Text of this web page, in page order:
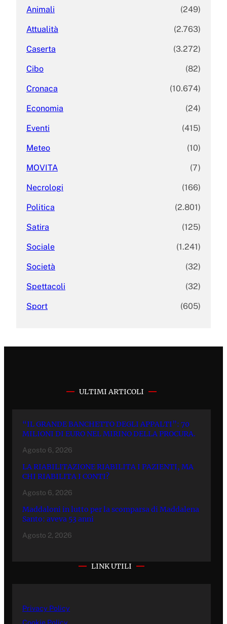
Animali (249)
Attualità (2.763)
Caserta (3.272)
Cibo (82)
Cronaca (10.674)
Economia (24)
Eventi (415)
Meteo (10)
MOVITA (7)
Necrologi (166)
Politica (2.801)
Satira (125)
Sociale (1.241)
Società (32)
Spettacoli (32)
Sport (605)
ULTIMI ARTICOLI
“IL GRANDE BANCHETTO DEGLI APPALTI”: 70
MILIONI DI EURO NEL MIRINO DELLA PROCURA.
Agosto 6, 2026
LA RIABILITAZIONE RIABILITA I PAZIENTI, MA
CHI RIABILITA I CONTI?
Agosto 6, 2026
Maddaloni in lutto per la scomparsa di Maddalena
Santo: aveva 53 anni
Agosto 2, 2026
LINK UTILI
Privacy Policy
Cookie Policy